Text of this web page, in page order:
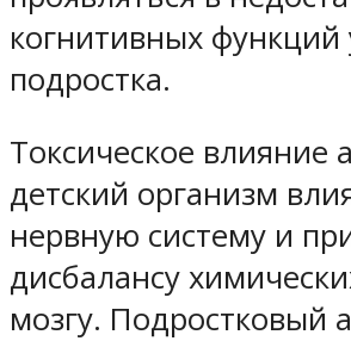
когнитивных функций
подростка.
Токсическое влияние
детский организм
нервную систему и
дисбалансу
мозгу. Подростковый